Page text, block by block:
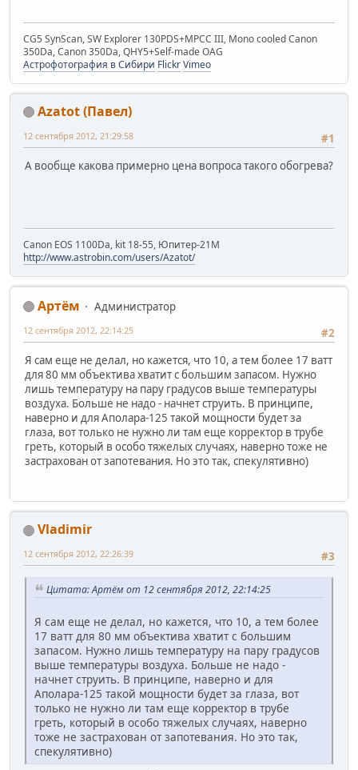
CG5 SynScan, SW Explorer 130PDS+MPCC III, Mono cooled Canon
350Da, Canon 350Da, QHY5+Self-made OAG
Астрофотография в Сибири FlickrVimeo
Azatot (Павел)
#1
12 сентября 2012, 21:29:58
А вообще какова примерно цена вопроса такого обогрева?
Canon EOS 1100Da, kit 18-55, Юпитер-21М
http://www.astrobin.com/users/Azatot/
Артём
Администратор
#2
12 сентября 2012, 22:14:25
Я сам еще не делал, но кажется, что 10, а тем более 17 ватт
для 80 мм объектива хватит с большим запасом. Нужно
лишь температуру на пару градусов выше температуры
воздуха. Больше не надо - начнет струить. В принципе,
наверно и для Аполара-125 такой мощности будет за
глаза, вот только не нужно ли там еще корректор в трубе
греть, который в особо тяжелых случаях, наверно тоже не
застрахован от запотевания. Но это так, спекулятивно)
Vladimir
#3
12 сентября 2012, 22:26:39
Цитата: Артём от 12 сентября 2012, 22:14:25
Я сам еще не делал, но кажется, что 10, а тем более
17 ватт для 80 мм объектива хватит с большим
запасом. Нужно лишь температуру на пару градусов
выше температуры воздуха. Больше не надо -
начнет струить. В принципе, наверно и для
Аполара-125 такой мощности будет за глаза, вот
только не нужно ли там еще корректор в трубе
греть, который в особо тяжелых случаях, наверно
тоже не застрахован от запотевания. Но это так,
спекулятивно)